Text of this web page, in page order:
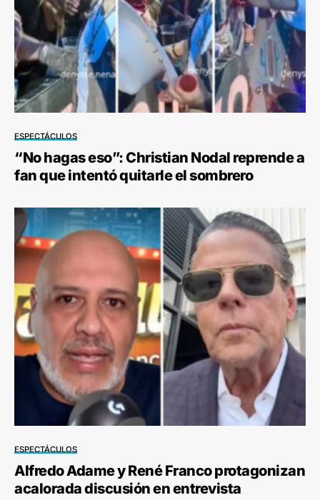
ESPECTÁCULOS
“No hagas eso”: Christian Nodal reprende a
fan que intentó quitarle el sombrero
ESPECTÁCULOS
Alfredo Adame y René Franco protagonizan
acalorada discusión en entrevista